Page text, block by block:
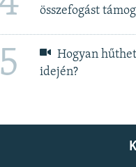
összefogást
5
Hogyan
idején?